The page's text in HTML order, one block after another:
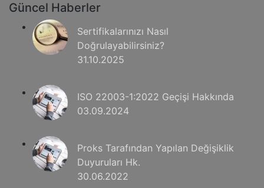
Güncel Haberler
Sertifikalarınızı Nasıl
Doğrulayabilirsiniz?
31.10.2025
ISO 22003-1:2022 Geçişi Hakkında
03.09.2024
Proks Tarafından Yapılan Değişiklik
Duyuruları Hk.
30.06.2022